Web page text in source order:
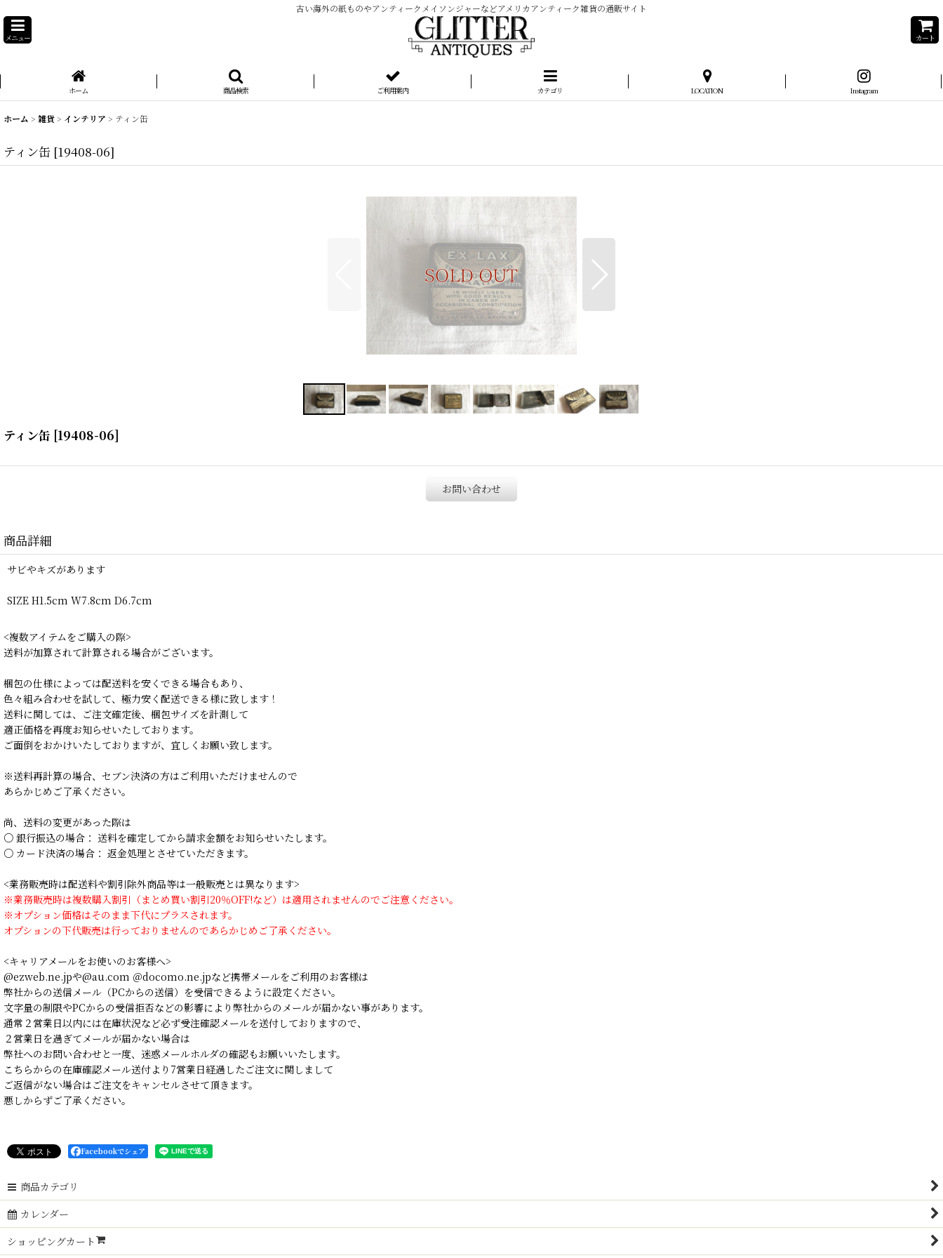
古い海外の紙ものやアンティークメイソンジャーなどアメリカアンティーク雑貨の通販サイト
メニュー カート
ホーム 商品検索 ご利用案内 カテゴリ LOCATION Instagram
ホーム > 雑貨> インテリア > ティン缶
ティン缶 [19408-06]
ティン缶 [19408-06]
お問い合わせ
商品詳細
サビやキズがあります
SIZE H1.5cm W7.8cm D6.7cm
<複数アイテムをご購入の際>
送料が加算されて計算される場合がございます。
梱包の仕様によっては配送料を安くできる場合もあり、
色々組み合わせを試して、極力安く配送できる様に致します！
送料に関しては、ご注文確定後、梱包サイズを計測して
適正価格を再度お知らせいたしております。
ご面倒をおかけいたしておりますが、宜しくお願い致します。
※送料再計算の場合、セブン決済の方はご利用いただけませんので
あらかじめご了承ください。
尚、送料の変更があった際は
○ 銀行振込の場合： 送料を確定してから請求金額をお知らせいたします。
○ カード決済の場合： 返金処理とさせていただきます。
<業務販売時は配送料や割引除外商品等は一般販売とは異なります>
※業務販売時は複数購入割引（まとめ買い割引20％OFF!など）は適用されませんのでご注意ください。
※オプション価格はそのまま下代にプラスされます。
オプションの下代販売は行っておりませんのであらかじめご了承ください。
<キャリアメールをお使いのお客様へ>
@ezweb.ne.jpや@au.com ＠docomo.ne.jpなど携帯メールをご利用のお客様は
弊社からの送信メール（PCからの送信）を受信できるように設定ください。
文字量の制限やPCからの受信拒否などの影響により弊社からのメールが届かない事があります。
通常２営業日以内には在庫状況など必ず受注確認メールを送付しておりますので、
２営業日を過ぎてメールが届かない場合は
弊社へのお問い合わせと一度、迷惑メールホルダの確認もお願いいたします。
こちらからの在庫確認メール送付より7営業日経過したご注文に関しまして
ご返信がない場合はご注文をキャンセルさせて頂きます。
悪しからずご了承ください。
Facebookでシェア
商品カテゴリ
カレンダー
ショッピングカート